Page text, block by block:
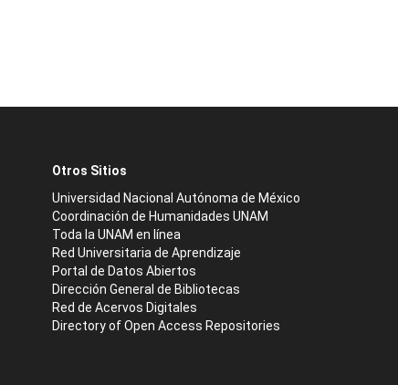
Otros Sitios
Universidad Nacional Autónoma de México
Coordinación de Humanidades UNAM
Toda la UNAM en línea
Red Universitaria de Aprendizaje
Portal de Datos Abiertos
Dirección General de Bibliotecas
Red de Acervos Digitales
Directory of Open Access Repositories